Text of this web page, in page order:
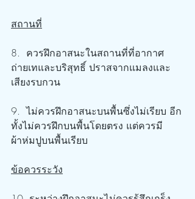
สถานที่
8.  ควรฝึกอาสนะในสถานที่ที่อากาศ
ถ่ายเทและบริสุทธิ์ ปราสจากแมลงและ
เสียงรบกวน
9.  ไม่ควรฝึกอาสนะบนพื้นซึ่งไม่เรียบ อีก
ทั้งไม่ควรฝึกบนพื้นโดยตรง แต่ควรมี
ผ้าห่มปูบนพื้นเรียบ
ข้อควรระวัง